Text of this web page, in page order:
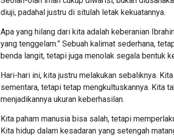
diuji, padahal justru di situlah letak kekuatannya.
Apa yang hilang dari kita adalah keberanian
yang tenggelam.” Sebuah kalimat sederhana,
benda langit, tetapi juga menolak segala bentuk
Hari-hari ini, kita justru melakukan sebaliknya.
sementara, tetapi tetap mengkultuskannya. Kita
menjadikannya ukuran keberhasilan.
Kita paham manusia bisa salah, tetapi
Kita hidup dalam kesadaran yang setengah